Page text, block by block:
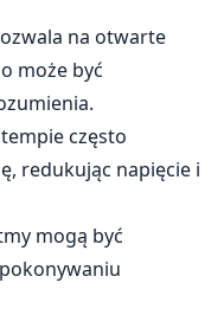
na otwarte
może być
często
redukując napięcie i
mogą być